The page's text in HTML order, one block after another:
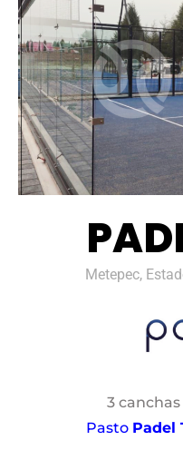
Metepec,
3 canchas
Pasto Padel